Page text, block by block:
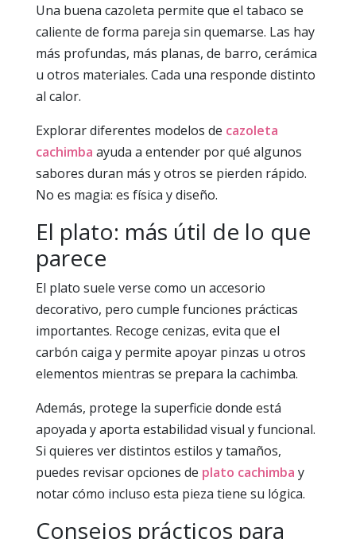
Una buena cazoleta permite que el tabaco se
caliente de forma pareja sin quemarse. Las hay
más profundas, más planas, de barro, cerámica
u otros materiales. Cada una responde distinto
al calor.
Explorar diferentes modelos de cazoleta
cachimba ayuda a entender por qué algunos
sabores duran más y otros se pierden rápido.
No es magia: es física y diseño.
El plato: más útil de lo que
parece
El plato suele verse como un accesorio
decorativo, pero cumple funciones prácticas
importantes. Recoge cenizas, evita que el
carbón caiga y permite apoyar pinzas u otros
elementos mientras se prepara la cachimba.
Además, protege la superficie donde está
apoyada y aporta estabilidad visual y funcional.
Si quieres ver distintos estilos y tamaños,
puedes revisar opciones de plato cachimba y
notar cómo incluso esta pieza tiene su lógica.
Consejos prácticos para